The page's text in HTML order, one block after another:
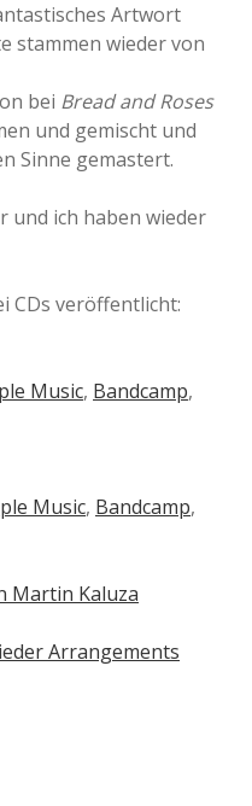
Artwort
stammen wieder von
bei Bread and Roses
und gemischt und
Sinne gemastert.
und ich haben wieder
CDs veröffentlicht:
Music, Bandcamp,
Music, Bandcamp,
Martin Kaluza
Arrangements